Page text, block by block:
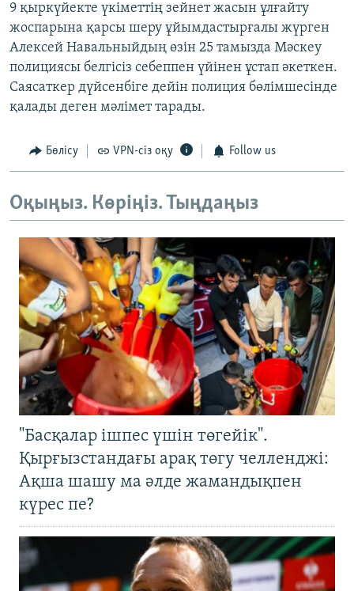
9 қыркүйекте үкіметтің зейнет жасын ұлғайту
жоспарына қарсы шеру ұйымдастырғалы жүрген
Алексей Навальныйдың өзін 25 тамызда Мәскеу
полициясы белгісіз себеппен үйінен ұстап әкеткен.
Саясаткер дүйсенбіге дейін полиция бөлімшесінде
қалады деген мәлімет тарады.
Бөлісу VPN-сіз оқу Follow us
Оқыңыз. Көріңіз. Тыңдаңыз
"Басқалар ішпес үшін төгейік".
Қырғызстандағы арақ төгу челленджі:
Ақша шашу ма әлде жамандықпен
күрес пе?